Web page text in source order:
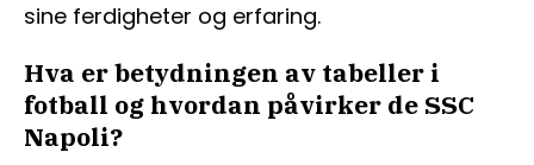
sine ferdigheter og erfaring.
Hva er betydningen av tabeller i
fotball og hvordan påvirker de SSC
Napoli?